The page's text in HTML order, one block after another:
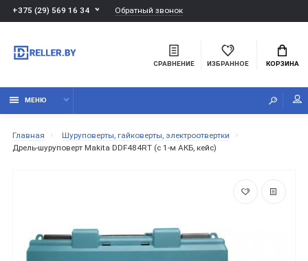
+375 (29) 569 16 34 Обратный звонок
СРАВНЕНИЕ ИЗБРАННОЕ КОРЗИНА
МЕНЮ
Главная
Шуруповерты, гайковерты, электроотвертки
Дрель-шуруповерт Makita DDF484RT (с 1-м АКБ, кейс)